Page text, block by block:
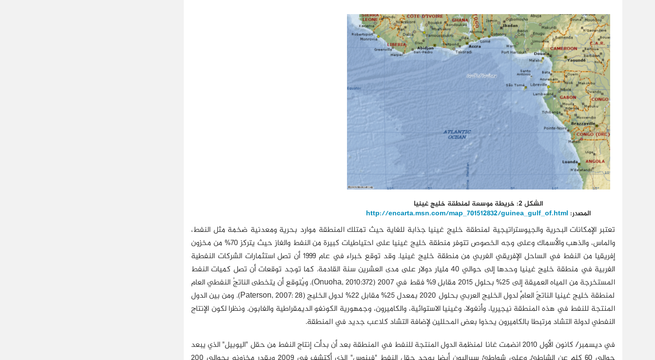
الشكل 2: خريطة موسعة لمنطقة خليج غينيا
المصدر: http://encarta.msn.com/map_701512832/guinea_gulf_of.html
تعتبر الإمكانات البحرية والجيوستراتيجية لمنطقة خليج غينيا جذابة للغاية حيث تمتلك المنطقة موارد بحرية ومعدنية ضخمة مثل النفط،
والماس، والذهب والأسماك وعلى وجه الخصوص تتوفر منطقة خليج غينيا على احتياطيات كبيرة من النفط والغاز حيث يتركز 70% من مخزون
إفريقيا من النفط في الساحل الإفريقي الغربي من منطقة خليج غينيا. وقد توقع خبراء في عام 1999 أن تصل استثمارات الشركات النفطية
الغربية في منطقة خليج غينيا وحدها إلى حوالي 40 مليار دولار على مدى العشرين سنة القادمة. كما توجد توقعات أن تصل كميات النفط
المستخرجة من المياه العميقة إلى 25% بحلول 2015 مقابل 9% فقط في 2007 (Onuoha, 2010:372). ويُتوقع أن يتخطى الناتجُ النفطي العام
لمنطقة خليج غينيا الناتجَ العامَّ لدول الخليج العربي بحلول 2020 بمعدل 25% مقابل 22% لدول الخليج (Paterson, 2007: 28). ومن بين الدول
المنتجة للنفط في هذه المنطقة نيجيريا، وأنغولا، وغينيا الاستوائية، والكاميرون، وجمهورية الكونغو الديمقراطية والغابون. ونظرا لكون الإنتاج
النفطي لدولة التشاد مرتبطا بالكاميرون يحذوا بعض المحللين لإضافة التشاد كلاعب جديد في المنطقة.
في ديسمبر/ كانون الأول 2010 انضمت غانا لمنظمة الدول المنتجة للنفط في المنطقة بعد أن بدأت إنتاج النفط من حقل "اليوبيل" الذي يبعد